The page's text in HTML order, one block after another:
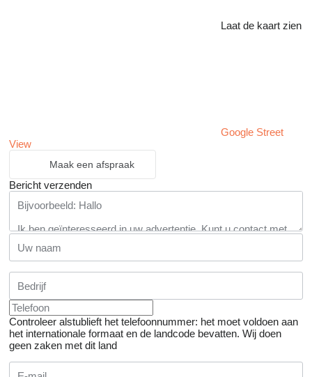
Laat de kaart zien
Google Street
View
Maak een afspraak
Bericht verzenden
Controleer alstublieft het telefoonnummer: het moet voldoen aan
het internationale formaat en de landcode bevatten. Wij doen
geen zaken met dit land